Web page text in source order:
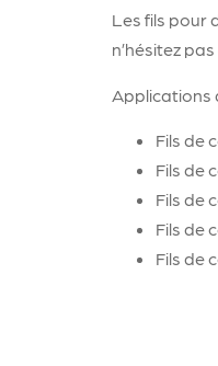
Les fils pour
n’hésitez
Applications
Fils de
Fils de
Fils de
Fils de
Fils de